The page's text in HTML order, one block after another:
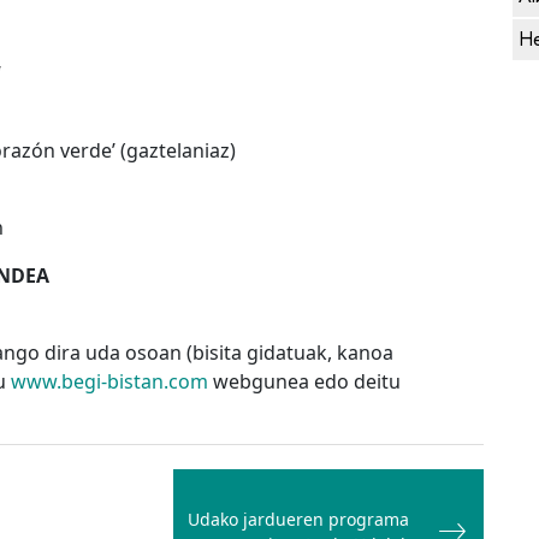
verde’ (gaztelaniaz)
dira uda osoan (bisita gidatuak, kanoa
www.begi-bistan.com webgunea edo deitu
Udako jardueren programa